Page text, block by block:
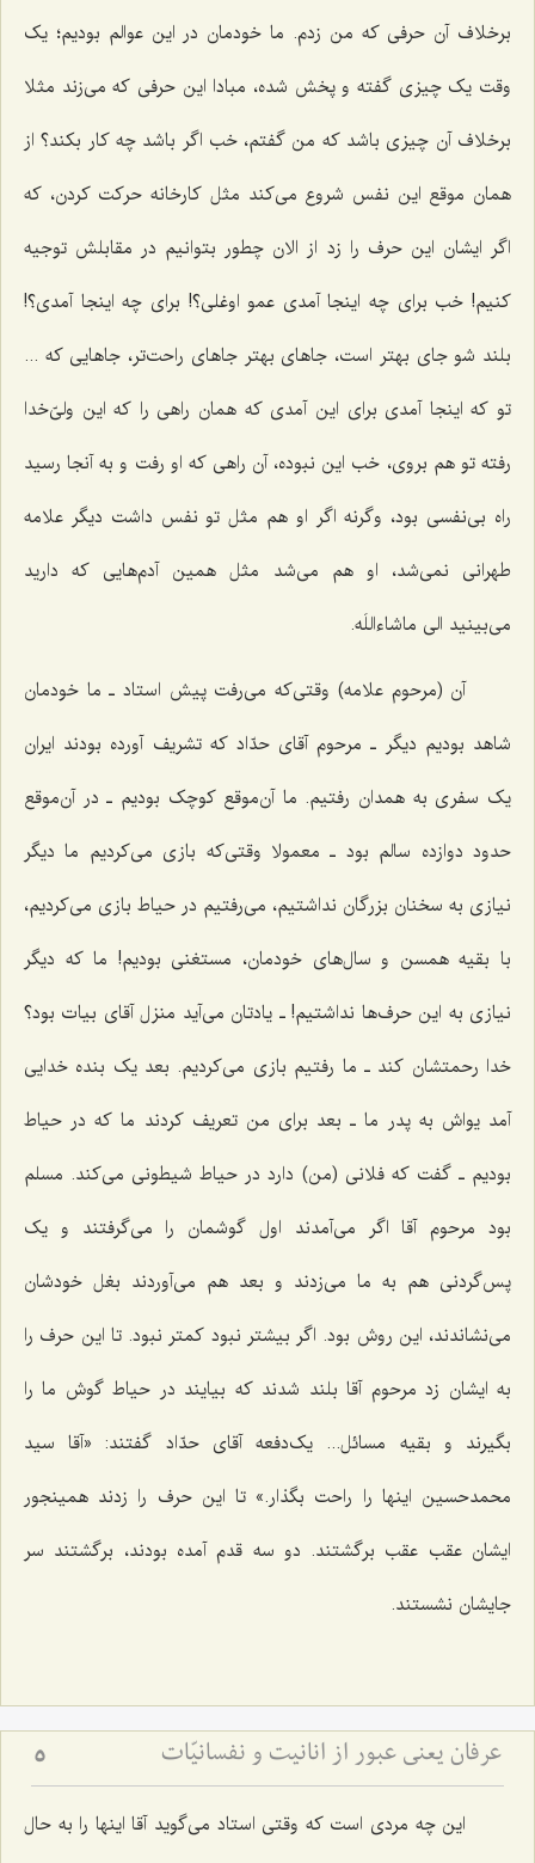
برخلاف آن حرفی که من زدم. ما خودمان در این عوالم بودیم؛ یک
وقت یک چیزی گفته و پخش شده، مبادا این حرفی که می‌زند مثلا
برخلاف آن چیزی باشد که من گفتم، خب اگر باشد چه کار بکند؟ از
همان موقع این نفس شروع می‌کند مثل کارخانه حرکت کردن، که
اگر ایشان این حرف را زد از الان چطور بتوانیم در مقابلش توجیه
کنیم! خب برای چه اینجا آمدی عمو اوغلی؟! برای چه اینجا آمدی؟!
بلند شو جای بهتر است، جاهای بهتر جاهای راحت‌تر، جاهایی که ...
تو که اینجا آمدی برای این آمدی که همان راهی را که این ولیّ‌خدا
رفته تو هم بروی، خب این نبوده، آن راهی که او رفت و به آنجا رسید
راه بی‌نفسی بود، وگرنه اگر او هم مثل تو نفس داشت دیگر علامه
طهرانی نمی‌شد، او هم می‌شد مثل همین آدم‌هایی که دارید
می‌بینید الی ماشاءاللَه.
آن (مرحوم علامه) وقتی‌که می‌رفت پیش استاد ـ ما خودمان
شاهد بودیم دیگر ـ مرحوم آقای حدّاد که تشریف آورده بودند ایران
یک سفری به همدان رفتیم. ما آن‌موقع کوچک بودیم ـ در آن‌موقع
حدود دوازده سالم بود ـ معمولا وقتی‌که بازی می‌کردیم ما دیگر
نیازی به سخنان بزرگان نداشتیم، می‌رفتیم در حیاط بازی می‌کردیم،
با بقیه همسن و سال‌های خودمان، مستغنی بودیم! ما که دیگر
نیازی به این حرف‌ها نداشتیم! ـ یادتان می‌آید منزل آقای بیات بود؟
خدا رحمتشان کند ـ ما رفتیم بازی می‌کردیم. بعد یک بنده خدایی
آمد یواش به پدر ما ـ بعد برای من تعریف کردند ما که در حیاط
بودیم ـ گفت که فلانی (من) دارد در حیاط شیطونی می‌کند. مسلم
بود مرحوم آقا اگر می‌آمدند اول گوشمان را می‌گرفتند و یک
پس‌گردنی هم به ما می‌زدند و بعد هم می‌آوردند بغل خودشان
می‌نشاندند، این روش بود. اگر بیشتر نبود کمتر نبود. تا این حرف را
به ایشان زد مرحوم آقا بلند شدند که بیایند در حیاط گوش ما را
بگیرند و بقیه مسائل... یک‌دفعه آقای حدّاد گفتند: «آقا سید
محمدحسین اینها را راحت بگذار.» تا این حرف را زدند همینجور
ایشان عقب عقب برگشتند. دو سه قدم آمده بودند، برگشتند سر
جایشان نشستند.
عرفان یعنی عبور از انانیت و نفسانیّات 5
این چه مردی است که وقتی استاد می‌گوید آقا اینها را به حال